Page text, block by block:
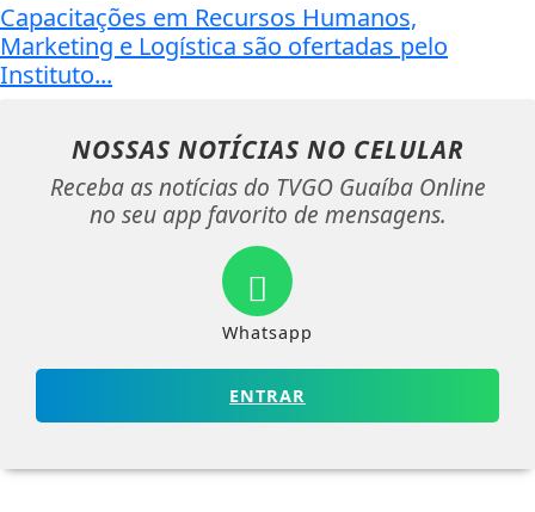
Capacitações em Recursos Humanos,
Marketing e Logística são ofertadas pelo
Instituto...
NOSSAS NOTÍCIAS NO CELULAR
Receba as notícias do TVGO Guaíba Online
no seu app favorito de mensagens.
Whatsapp
ENTRAR